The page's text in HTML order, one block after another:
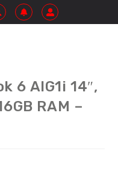
6 AIG1i 14″,
RAM –